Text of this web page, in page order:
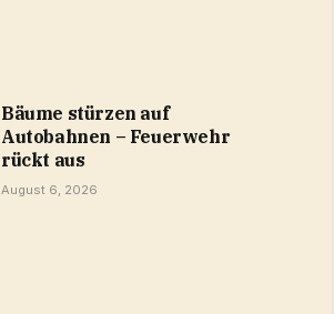
Bäume stürzen auf
Autobahnen – Feuerwehr
rückt aus
August 6, 2026